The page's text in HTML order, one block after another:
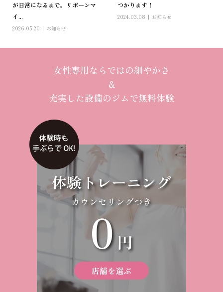
が日常になるまで。リボーンマ
イ...
2026.05.20 お知らせ
つかります！
2024.03.08 お知らせ
女性専用ならではの細やかさ
＆
充実した設備のジムで無料体験
体験トレーニング
カウンセリングつき
0円
店舗を選ぶ